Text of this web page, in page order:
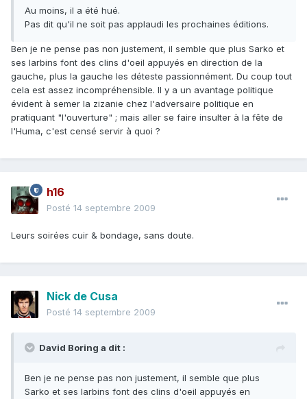
Au moins, il a été hué.
Pas dit qu'il ne soit pas applaudi les prochaines éditions.
Ben je ne pense pas non justement, il semble que plus Sarko et
ses larbins font des clins d'oeil appuyés en direction de la
gauche, plus la gauche les déteste passionnément. Du coup tout
cela est assez incompréhensible. Il y a un avantage politique
évident à semer la zizanie chez l'adversaire politique en
pratiquant "l'ouverture" ; mais aller se faire insulter à la fête de
l'Huma, c'est censé servir à quoi ?
h16
Posté 14 septembre 2009
Leurs soirées cuir & bondage, sans doute.
Nick de Cusa
Posté 14 septembre 2009
David Boring a dit :
Ben je ne pense pas non justement, il semble que plus
Sarko et ses larbins font des clins d'oeil appuyés en